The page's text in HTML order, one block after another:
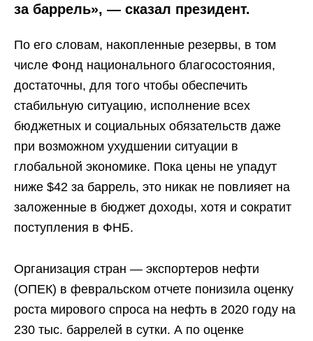
за баррель», — сказал президент.
По его словам, накопленные резервы, в том
числе Фонд национального благосостояния,
достаточны, для того чтобы обеспечить
стабильную ситуацию, исполнение всех
бюджетных и социальных обязательств даже
при возможном ухудшении ситуации в
глобальной экономике. Пока цены не упадут
ниже $42 за баррель, это никак не повлияет на
заложенные в бюджет доходы, хотя и сократит
поступления в ФНБ.
Организация стран — экспортеров нефти
(ОПЕК) в февральском отчете понизила оценку
роста мирового спроса на нефть в 2020 году на
230 тыс. баррелей в сутки. А по оценке